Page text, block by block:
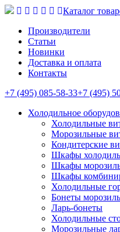
Каталог
Производители
Статьи
Новинки
Доставка и оплата
Контакты
+7 (495) 085-58-33+7 (495)
Холодильное
Холодильные
Морозильные
Кондитерские
Шкафы
Шкафы
Шкафы
Холодильные
Бонеты
Ларь-бонеты
Холодильные
Морозильные